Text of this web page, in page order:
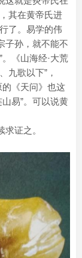
其在黄帝氏进
了。易学的伟
子孙，就不能不
《山海经·大荒
九歌以下”，
的《天问》也这
山易”。可以说黄
证之。